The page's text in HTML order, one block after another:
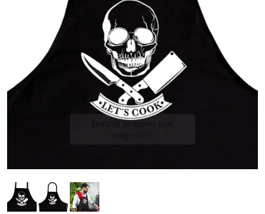
Doppelt antippen zum